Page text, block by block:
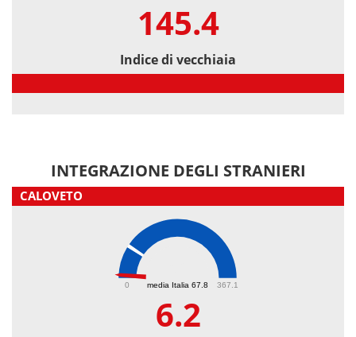
145.4
Indice di vecchiaia
INTEGRAZIONE DEGLI STRANIERI
CALOVETO
media Italia 67.8
0 367.1
6.2